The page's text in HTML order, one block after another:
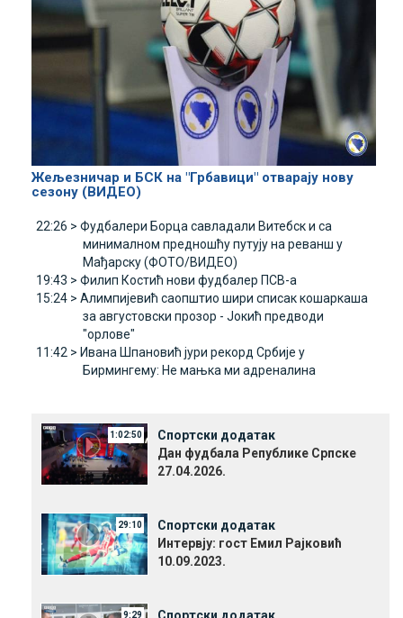
Жељезничар и БСК на "Грбавици" отварају нову
сезону (ВИДЕО)
22:26 > Фудбалери Борца савладали Витебск и са
минималном предношћу путују на реванш у
Мађарску (ФОТО/ВИДЕО)
19:43 > Филип Костић нови фудбалер ПСВ-а
15:24 > Алимпијевић саопштио шири списак кошаркаша
за августовски прозор - Јокић предводи
"орлове"
11:42 > Ивана Шпановић јури рекорд Србије у
Бирмингему: Не мањка ми адреналина
1:02:50
Спортски додатак
Дан фудбала Републике Српске
27.04.2026.
29:10
Спортски додатак
Интервју: гост Емил Рајковић
10.09.2023.
9:29 Спортски додатак